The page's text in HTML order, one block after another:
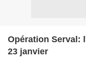
Opération Serval:
23 janvier